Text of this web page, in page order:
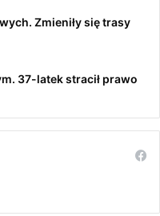
Zmieniły się trasy
37-latek stracił prawo